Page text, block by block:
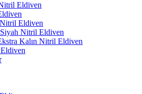
Eldiven
Eldiven
Nitril Eldiven
Kalın Nitril Eldiven